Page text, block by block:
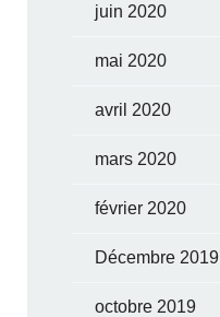
juin 2020
mai 2020
avril 2020
mars 2020
février 2020
Décembre 2019
octobre 2019